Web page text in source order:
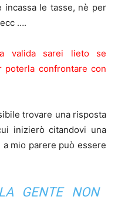
incassa le tasse, nè per
….
valida sarei lieto se
poterla confrontare con
trovare una risposta
inizierò citandovi una
a mio parere può essere
GENTE NON